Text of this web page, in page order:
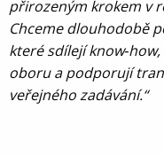
přirozeným krokem v
Chceme dlouhodobě
které sdílejí
oboru a podporují
veřejného zadávání.“